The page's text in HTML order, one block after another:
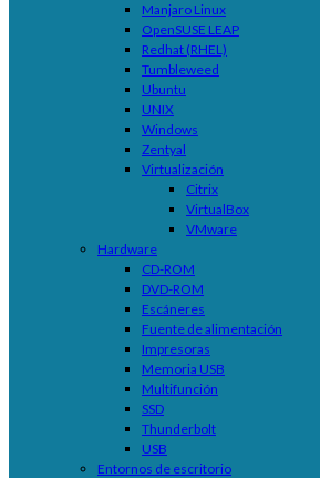
Manjaro Linux
OpenSUSE LEAP
Redhat (RHEL)
Tumbleweed
Ubuntu
UNIX
Windows
Zentyal
Virtualización
Citrix
VirtualBox
VMware
Hardware
CD-ROM
DVD-ROM
Escáneres
Fuente de alimentación
Impresoras
Memoria USB
Multifunción
SSD
Thunderbolt
USB
Entornos de escritorio